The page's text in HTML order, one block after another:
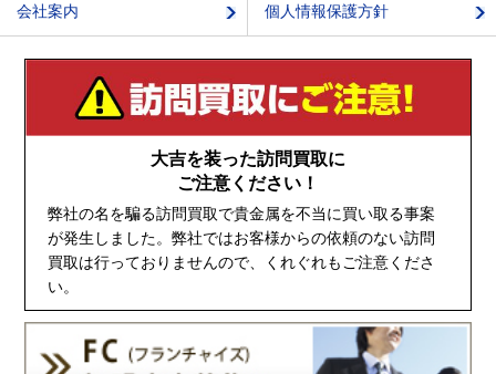
会社案内 個人情報保護方針
大吉を装った訪問買取に
ご注意ください！
弊社の名を騙る訪問買取で貴金属を不当に買い取る事案
が発生しました。弊社ではお客様からの依頼のない訪問
買取は行っておりませんので、くれぐれもご注意くださ
い。